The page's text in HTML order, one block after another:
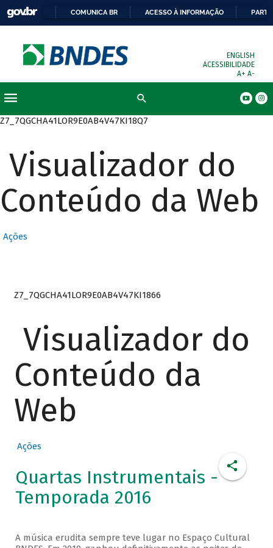
COMUNICA BR ACESSO À INFORMAÇÃO
ENGLISH
ACESSIBILIDADE
A+ A-
Z7_7QGCHA41LOR9E0AB4V47KI18Q7
Visualizador do
Conteúdo da Web
Ações
Z7_7QGCHA41LOR9E0AB4V47KI1866
Visualizador do
Conteúdo da
Web
Ações
Quartas Instrumentais -
Temporada 2016
A música erudita sempre teve lugar no Espaço Cultural